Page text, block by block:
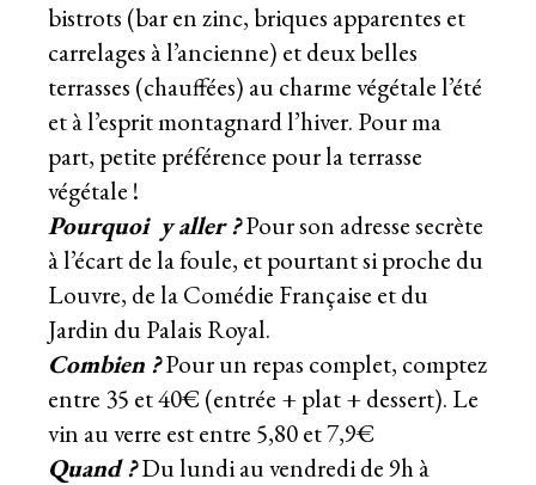
bistrots (bar en zinc, briques apparentes et
carrelages à l’ancienne) et deux belles
terrasses (chauffées) au charme végétale l’été
et à l’esprit montagnard l’hiver. Pour ma
part, petite préférence pour la terrasse
végétale !
Pourquoi y aller ?Pour son adresse secrète
à l’écart de la foule, et pourtant si proche du
Louvre, de la Comédie Française et du
Jardin du Palais Royal.
Combien ?Pour un repas complet, comptez
entre 35 et 40€ (entrée + plat + dessert). Le
vin au verre est entre 5,80 et 7,9€
Quand ?Du lundi au vendredi de 9h à